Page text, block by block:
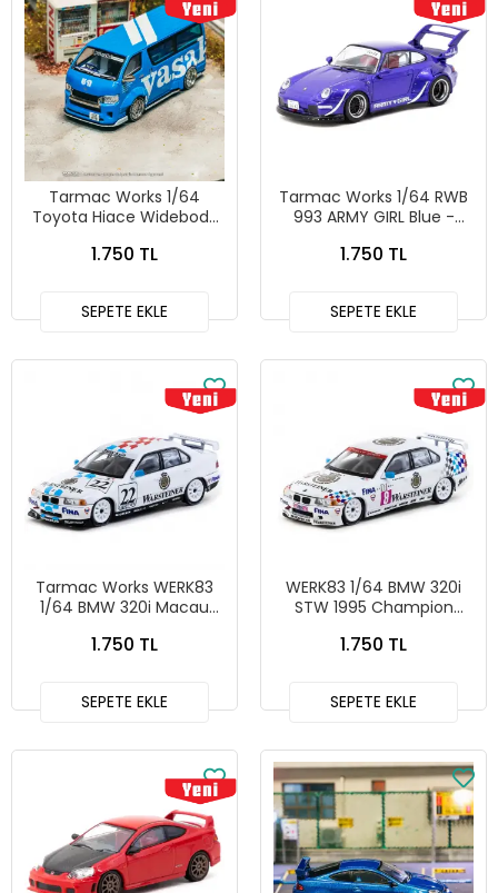
Tarmac Works 1/64
Toyota Hiace Widebody
HOBBY64 T64-038-YAS
1.750 TL
SEPETE EKLE
Tarmac Works 1/64 RWB
993 ARMY GIRL Blue -
1.750 TL
SEPETE EKLE
Tarmac Works WERK83
1/64 BMW 320i Macau
Winkelhock WK83-034h
1.750 TL
SEPETE EKLE
WERK83 1/64 BMW 320i
STW 1995 Champion
WK83-034e
1.750 TL
SEPETE EKLE